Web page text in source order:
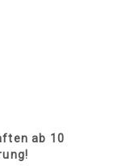
ab 10